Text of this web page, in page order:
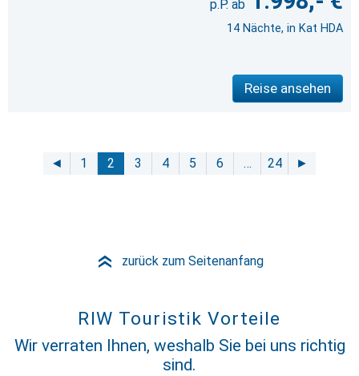
14 Nächte, in Kat HDA
Reise ansehen
◄ 1 2 3 4 5 6 … 24 ►
» zurück zum Seitenanfang
RIW Touristik Vorteile
Wir verraten Ihnen, weshalb Sie bei uns richtig
sind.